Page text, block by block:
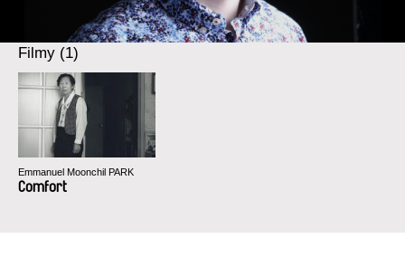
Filmy (1)
Emmanuel Moonchil PARK
Comfort